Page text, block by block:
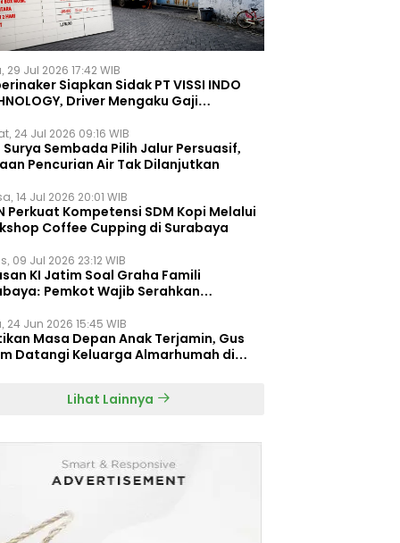
29 Jul 2026 17:42 WIB
Siapkan Sidak PT VISSI INDO
Driver Mengaku Gaji
24 Jul 2026 09:16 WIB
Surya Sembada Pilih Jalur Persuasif,
Pencurian Air Tak Dilanjutkan
14 Jul 2026 20:01 WIB
Perkuat Kompetensi SDM Kopi Melalui
Coffee Cupping di Surabaya
09 Jul 2026 23:12 WIB
KI Jatim Soal Graha Famili
Pemkot Wajib Serahkan
24 Jun 2026 15:45 WIB
Masa Depan Anak Terjamin, Gus
Datangi Keluarga Almarhumah di
Lihat Lainnya